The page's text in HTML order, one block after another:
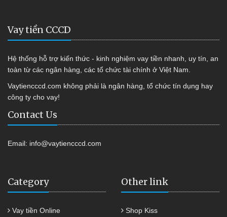
Vay tiền CCCD
Hệ thống hỗ trợ kiến thức - kinh nghiệm vay tiền nhanh, uy tín, an
toàn từ các ngân hàng, các tổ chức tài chính ở Việt Nam.
Vaytiencccd.com không phải là ngân hàng, tổ chức tín dụng hay
công ty cho vay!
Contact Us
Email: info@vaytiencccd.com
Category
Vay tiền Online
Other link
Shop Kiss